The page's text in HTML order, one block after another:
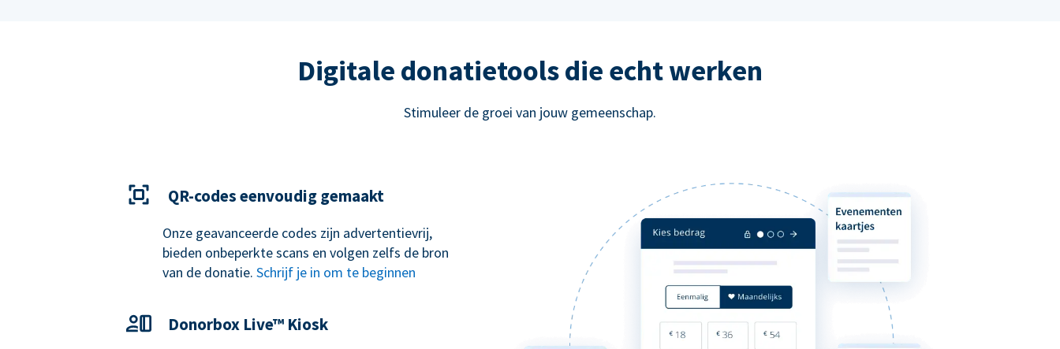
Digitale donatietools die echt werken
Stimuleer de groei van jouw gemeenschap.
QR-codes eenvoudig gemaakt
Onze geavanceerde codes zijn advertentievrij,
bieden onbeperkte scans en volgen zelfs de bron
van de donatie. Schrijf je in om te beginnen
Donorbox Live™ Kiosk